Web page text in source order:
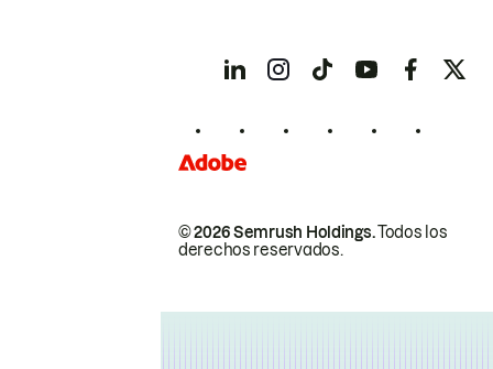
© 2026 Semrush Holdings.Todos los
derechos reservados.